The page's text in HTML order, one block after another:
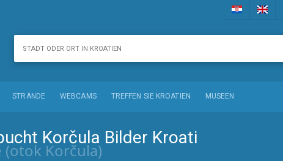
STRÄNDE WEBCAMS TREFFEN SIE KROATIEN MUSEEN
Korčula Bilder Kroati
(otok Korčula)